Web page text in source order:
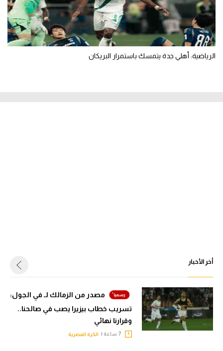
الرياضية: أهلي جدة يتمسك باستمرار البريكان
أخر الأخبار
مصدر من الزمالك لـ في الجول:
تسريب خطاب بيزيرا يصب في صالحنا..
وقرارنا نهائي
الكرة المصرية